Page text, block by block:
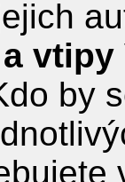
vtipy
by